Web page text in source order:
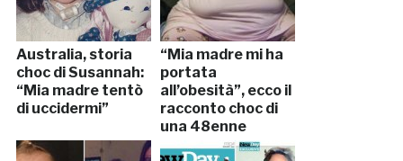
Australia, storia
choc di Susannah:
“Mia madre tentò
di uccidermi”
“Mia madre mi ha
portata
all’obesità”, ecco il
racconto choc di
una 48enne